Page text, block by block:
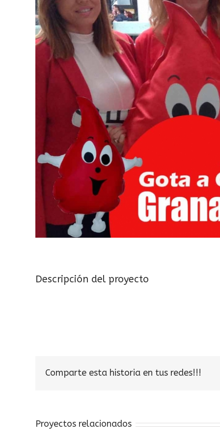
Descripción del proyecto
Comparte esta historia en tus redes!!!
Proyectos relacionados